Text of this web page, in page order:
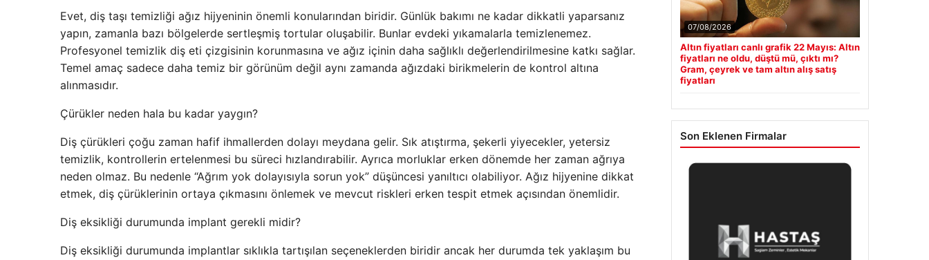
Evet, diş taşı temizliği ağız hijyeninin önemli konularından biridir. Günlük bakımı ne kadar dikkatli yaparsanız
yapın, zamanla bazı bölgelerde sertleşmiş tortular oluşabilir. Bunlar evdeki yıkamalarla temizlenemez.
Profesyonel temizlik diş eti çizgisinin korunmasına ve ağız içinin daha sağlıklı değerlendirilmesine katkı sağlar.
Temel amaç sadece daha temiz bir görünüm değil aynı zamanda ağızdaki birikmelerin de kontrol altına
alınmasıdır.
Çürükler neden hala bu kadar yaygın?
Diş çürükleri çoğu zaman hafif ihmallerden dolayı meydana gelir. Sık atıştırma, şekerli yiyecekler, yetersiz
temizlik, kontrollerin ertelenmesi bu süreci hızlandırabilir. Ayrıca morluklar erken dönemde her zaman ağrıya
neden olmaz. Bu nedenle “Ağrım yok dolayısıyla sorun yok” düşüncesi yanıltıcı olabiliyor. Ağız hijyenine dikkat
etmek, diş çürüklerinin ortaya çıkmasını önlemek ve mevcut riskleri erken tespit etmek açısından önemlidir.
Diş eksikliği durumunda implant gerekli midir?
Diş eksikliği durumunda implantlar sıklıkla tartışılan seçeneklerden biridir ancak her durumda tek yaklaşım bu
07/08/2026
Altın fiyatları canlı grafik 22 Mayıs: Altın
fiyatları ne oldu, düştü mü, çıktı mı?
Gram, çeyrek ve tam altın alış satış
fiyatları
Son Eklenen Firmalar